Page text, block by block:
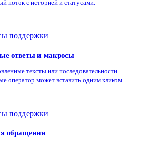
поток с историей и статусами.
поддержки
ответы и макросы
тексты или последовательности
оператор может вставить одним кликом.
поддержки
обращения